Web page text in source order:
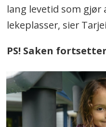
lang levetid som gjør
lekeplasser, sier
PS! Saken